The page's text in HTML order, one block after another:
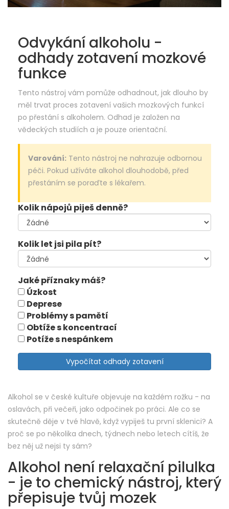
Odvykání alkoholu -
odhady zotavení mozkové
funkce
Tento nástroj vám pomůže odhadnout, jak dlouho by
měl trvat proces zotavení vašich mozkových funkcí
po přestání s alkoholem. Odhad je založen na
vědeckých studiích a je pouze orientační.
Varování: Tento nástroj ne nahrazuje odbornou
péči. Pokud užíváte alkohol dlouhodobě, před
přestáním se poraďte s lékařem.
Kolik nápojů piješ denně?
Kolik let jsi pila pít?
Jaké příznaky máš?
Úzkost
Deprese
Problémy s pamětí
Obtíže s koncentrací
Potíže s nespánkem
Vypočítat odhady zotavení
Alkohol se v české kultuře objevuje na každém rožku - na
oslavách, při večeři, jako odpočinek po práci. Ale co se
skutečně děje v tvé hlavě, když vypiješ tu první sklenici? A
proč se po několika dnech, týdnech nebo letech cítíš, že
bez něj už nejsi ty sám?
Alkohol není relaxační pilulka
- je to chemický nástroj, který
přepisuje tvůj mozek